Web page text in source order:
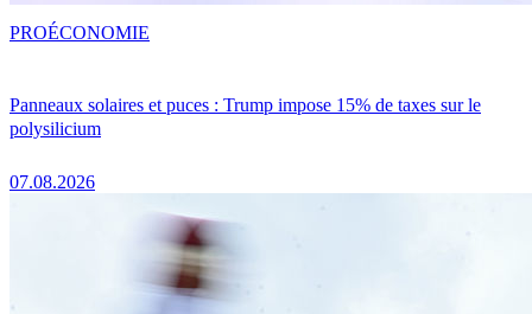
Panneaux solaires et puces : Trump impose 15% de taxes sur le
polysilicium
07.08.2026
PROÉCONOMIE